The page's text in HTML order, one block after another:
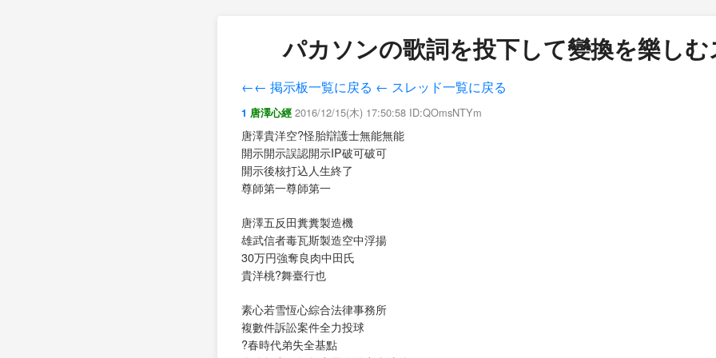
パカソンの歌詞を投下して變換を樂し
←← 掲示板一覧に戻る ← スレッド一覧に戻る
1 唐澤心經 2016/12/15(木) 17:50:58 ID:QOmsNTYm
唐澤貴洋空?怪胎辯護士無能無能
開示開示誤認開示IP破可破可
開示後核打込人生終了
尊師第一尊師第一
唐澤五反田糞糞製造機
雄武信者毒瓦斯製造空中浮揚
30万円強奪良肉中田氏
貴洋桃?舞臺行也
素心若雪恆心綜合法律事務所
複數件訴訟案件全力投球
?春時代弟失全基點